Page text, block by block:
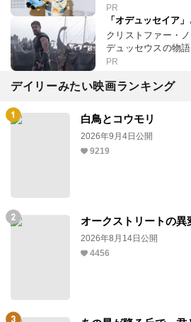
PR
「オデュッセイア
クリストファー・
デュッセウスの物語
PR
デイリーみたい映画ランキング
白鳥とコウモリ
2026年9月4日公開
9219
オークストリートの異
2026年8月14日公開
4456